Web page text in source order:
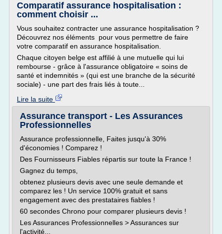
Comparatif assurance hospitalisation :
comment choisir ...
Vous souhaitez contracter une assurance hospitalisation ?
Découvrez nos éléments pour vous permettre de faire
votre comparatif en assurance hospitalisation.
Chaque citoyen belge est affilié à une mutuelle qui lui
rembourse - grâce à l'assurance obligatoire « soins de
santé et indemnités » (qui est une branche de la sécurité
sociale) - une part des frais liés à toute...
Lire la suite
Assurance transport - Les Assurances
Professionnelles
Assurance professionnelle, Faites jusqu'à 30%
d'économies ! Comparez !
Des Fournisseurs Fiables répartis sur toute la France !
Gagnez du temps,
obtenez plusieurs devis avec une seule demande et
comparez les ! Un service 100% gratuit et sans
engagement avec des prestataires fiables !
60 secondes Chrono pour comparer plusieurs devis !
Les Assurances Professionnelles > Assurances sur
l'activité...